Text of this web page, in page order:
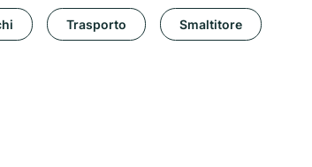
Trasporto Smaltitore